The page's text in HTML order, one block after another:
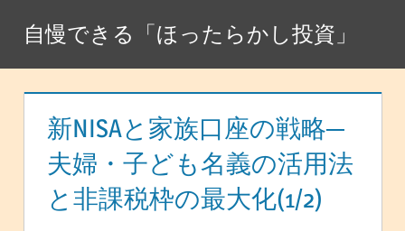
テ
自慢できる「ほったらかし投資」
新NISAと家族口座の戦略─
夫婦・子ども名義の活用法
と非課税枠の最大化(1/2)